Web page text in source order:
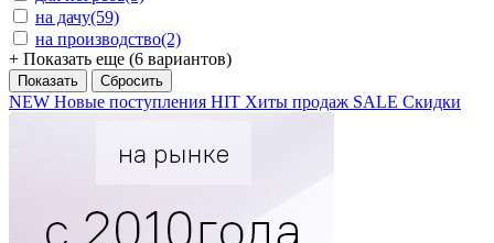
на дачу(59)
на производство(2)
+ Показать еще (6 вариантов)
NEW Новые поступления HIT Хиты продаж SALE Скидки